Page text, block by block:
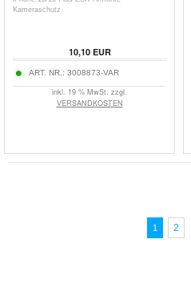
Kameraschutz
10,10EUR
ART. NR.: 3008873-VAR
inkl. 19 % MwSt. zzgl.
VERSANDKOSTEN
1 2